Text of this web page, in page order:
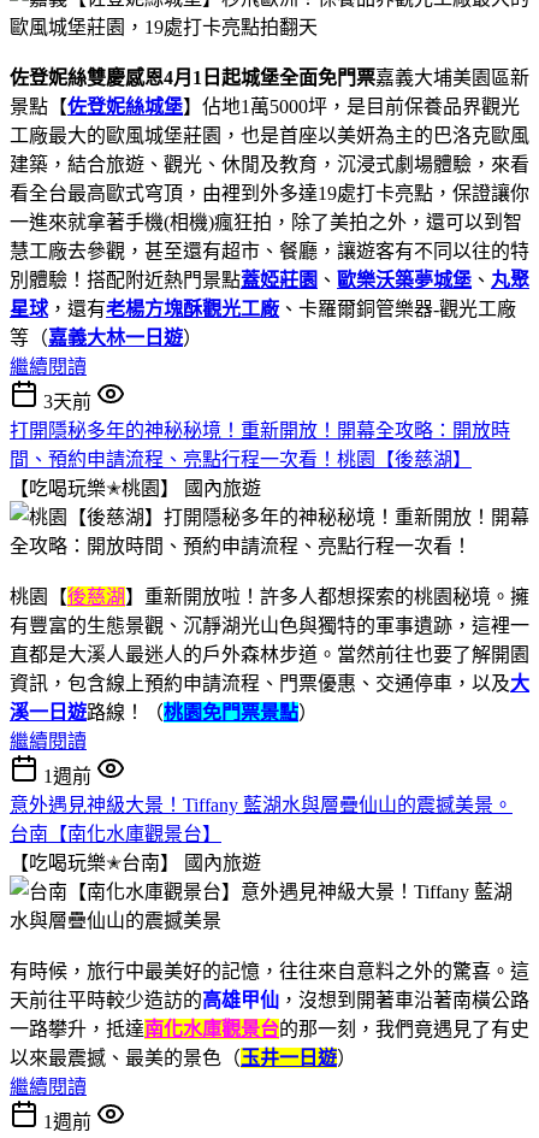
佐登妮絲雙慶感恩4月1日起城堡全面免門票嘉義大埔美園區新
景點【佐登妮絲城堡】佔地1萬5000坪，是目前保養品界觀光
工廠最大的歐風城堡莊園，也是首座以美妍為主的巴洛克歐風
建築，結合旅遊、觀光、休閒及教育，沉浸式劇場體驗，來看
看全台最高歐式穹頂，由裡到外多達19處打卡亮點，保證讓你
一進來就拿著手機(相機)瘋狂拍，除了美拍之外，還可以到智
慧工廠去參觀，甚至還有超市、餐廳，讓遊客有不同以往的特
別體驗！搭配附近熱門景點蓋婭莊園 、 歐樂沃築夢城堡 、 丸聚
星球 ，還有老楊方塊酥觀光工廠 、卡羅爾銅管樂器-觀光工廠
等（嘉義大林一日遊）
繼續閱讀
3天前
打開隱秘多年的神秘秘境！重新開放！開幕全攻略：開放時
間、預約申請流程、亮點行程一次看！桃園【後慈湖】
【吃喝玩樂✭桃園】
國內旅遊
桃園【後慈湖】重新開放啦！許多人都想探索的桃園秘境。擁
有豐富的生態景觀、沉靜湖光山色與獨特的軍事遺跡，這裡一
直都是大溪人最迷人的戶外森林步道。當然前往也要了解開園
資訊，包含線上預約申請流程、門票優惠、交通停車，以及大
溪一日遊路線！（桃園免門票景點）
繼續閱讀
1週前
意外遇見神級大景！Tiffany 藍湖水與層疊仙山的震撼美景。
台南【南化水庫觀景台】
【吃喝玩樂✭台南】
國內旅遊
有時候，旅行中最美好的記憶，往往來自意料之外的驚喜。這
天前往平時較少造訪的高雄甲仙 ，沒想到開著車沿著南橫公路
一路攀升，抵達南化水庫觀景台的那一刻，我們竟遇見了有史
以來最震撼、最美的景色（玉井一日遊）
繼續閱讀
1週前